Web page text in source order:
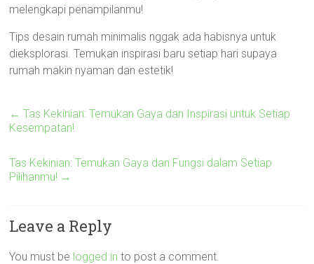
melengkapi penampilanmu!
Tips desain rumah minimalis nggak ada habisnya untuk
dieksplorasi. Temukan inspirasi baru setiap hari supaya
rumah makin nyaman dan estetik!
← Tas Kekinian: Temukan Gaya dan Inspirasi untuk Setiap
Kesempatan!
Tas Kekinian: Temukan Gaya dan Fungsi dalam Setiap
Pilihanmu! →
Leave a Reply
You must be logged in to post a comment.